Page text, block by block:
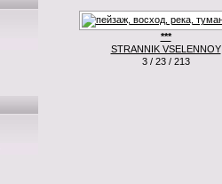
***
STRANNIK VSELENNOY
3 / 23 / 213